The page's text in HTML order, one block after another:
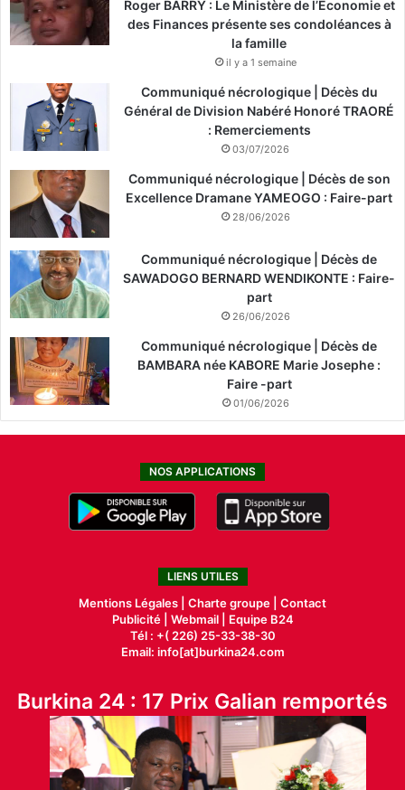
Roger BARRY : Le Ministère de l’Économie et
des Finances présente ses condoléances à
la famille
il y a 1 semaine
Communiqué nécrologique | Décès du
Général de Division Nabéré Honoré TRAORÉ
: Remerciements
03/07/2026
Communiqué nécrologique | Décès de son
Excellence Dramane YAMEOGO : Faire-part
28/06/2026
Communiqué nécrologique | Décès de
SAWADOGO BERNARD WENDIKONTE : Faire-
part
26/06/2026
Communiqué nécrologique | Décès de
BAMBARA née KABORE Marie Josephe :
Faire -part
01/06/2026
NOS APPLICATIONS
LIENS UTILES
Mentions Légales | Charte groupe | Contact
Publicité| Webmail |
Equipe B24
Tél : +( 226) 25-33-38-30
Email: info[at]burkina24.com
Burkina 24 : 17 Prix Galian remportés